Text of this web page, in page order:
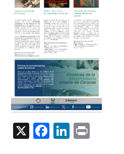
X Facebook
LinkedIn